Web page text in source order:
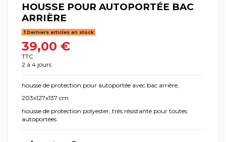
HOUSSE POUR AUTOPORTÉE BAC
ARRIÈRE
Derniers articles en stock
39,00 €
TTC
2 à 4 jours
housse de protection pour autoportée avec bac arrière,
203x127x137 cm
housse de protection polyester, très résistante pour toutes
autoportées